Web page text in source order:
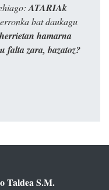
ATARIAk
bat daukagu
hamarna
falta zara, bazatoz?
Taldea S.M.